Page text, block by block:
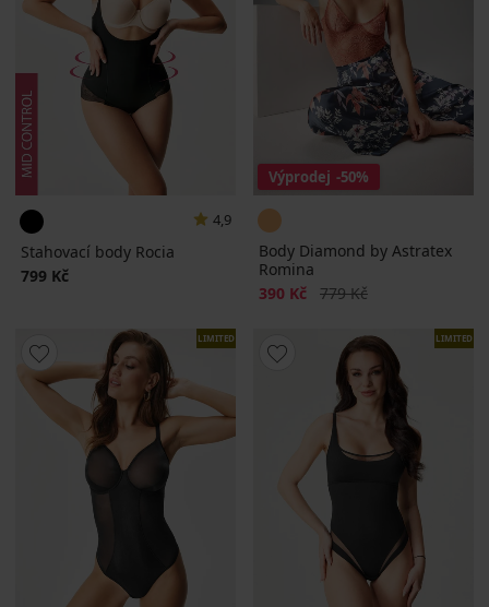
4,9
Stahovací body Rocia
799 Kč
Výprodej -50%
Body Diamond by Astratex
Romina
Sleva
390 Kč Původní cena
779 Kč
LIMITED LIMITED